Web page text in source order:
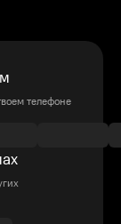
телефоне